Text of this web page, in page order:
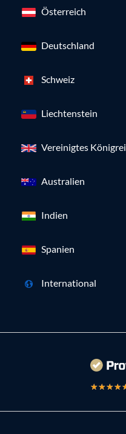
Österreich
Deutschland
Schweiz
Liechtenstein
Vereinigtes
Australien
Indien
Spanien
International